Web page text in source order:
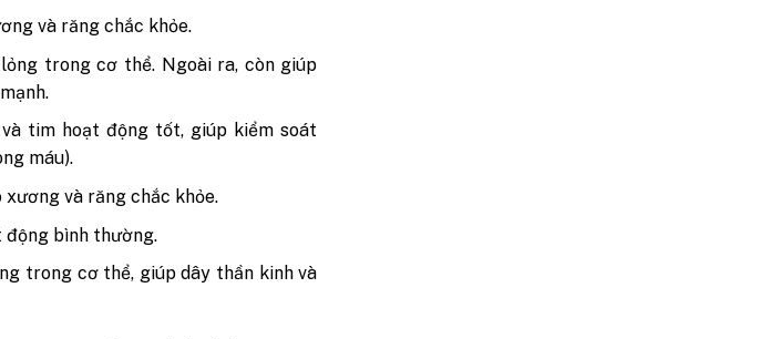
và răng chắc khỏe.
trong cơ thể. Ngoài ra, còn giúp
tim hoạt động tốt, giúp kiểm soát
máu).
và răng chắc khỏe.
động bình thường.
trong cơ thể, giúp dây thần kinh và